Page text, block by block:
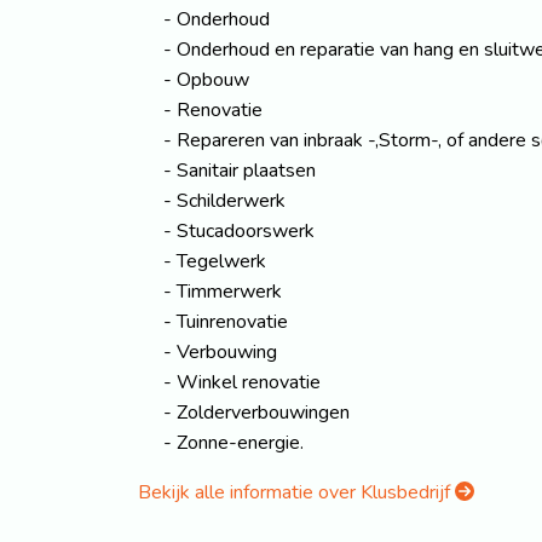
Onderhoud
Onderhoud en reparatie van hang en
Opbouw
Renovatie
Repareren van inbraak -,Storm-, of andere
Sanitair plaatsen
Schilderwerk
Stucadoorswerk
Tegelwerk
Timmerwerk
Tuinrenovatie
Verbouwing
Winkel renovatie
Zolderverbouwingen
Zonne-energie.
Bekijk alle informatie over Klusbedrijf